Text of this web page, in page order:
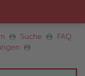
Suche
FAQ